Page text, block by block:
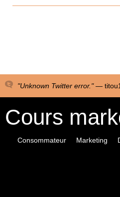
"Unknown Twitter error." —
Cours
Consommateur Marketing